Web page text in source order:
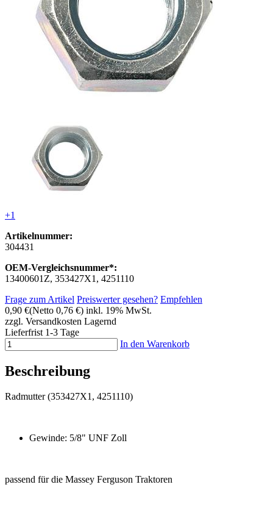
+1
Artikelnummer:
304431
OEM-Vergleichsnummer*:
13400601Z, 353427X1, 4251110
Frage zum Artikel Preiswerter gesehen? Empfehlen
0,90 €(Netto 0,76 €) inkl. 19% MwSt.
zzgl. Versandkosten Lagernd
Lieferfrist 1-3 Tage
In den Warenkorb
Beschreibung
Radmutter (353427X1, 4251110)
Gewinde: 5/8" UNF Zoll
passend für die Massey Ferguson Traktoren